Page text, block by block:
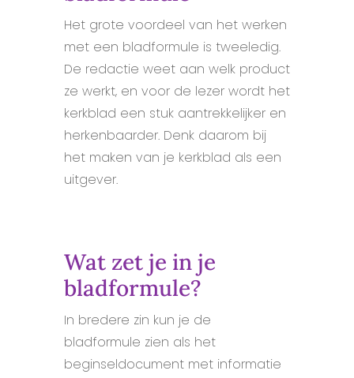
Het grote voordeel van het werken
met een bladformule is tweeledig.
De redactie weet aan welk product
ze werkt, en voor de lezer wordt het
kerkblad een stuk aantrekkelijker en
herkenbaarder. Denk daarom bij
het maken van je kerkblad als een
uitgever.
Wat zet je in je
bladformule?
In bredere zin kun je de
bladformule zien als het
beginseldocument met informatie